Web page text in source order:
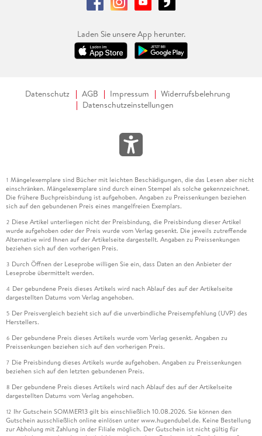
Laden Sie unsere App herunter.
Datenschutz AGB Impressum
Widerrufsbelehrung
Datenschutzeinstellungen
1 Mängelexemplare sind Bücher mit leichten Beschädigungen, die das Lesen aber nicht
einschränken. Mängelexemplare sind durch einen Stempel als solche gekennzeichnet.
Die frühere Buchpreisbindung ist aufgehoben. Angaben zu Preissenkungen beziehen
sich auf den gebundenen Preis eines mangelfreien Exemplars.
2 Diese Artikel unterliegen nicht der Preisbindung, die Preisbindung dieser Artikel
wurde aufgehoben oder der Preis wurde vom Verlag gesenkt. Die jeweils zutreffende
Alternative wird Ihnen auf der Artikelseite dargestellt. Angaben zu Preissenkungen
beziehen sich auf den vorherigen Preis.
3 Durch Öffnen der Leseprobe willigen Sie ein, dass Daten an den Anbieter der
Leseprobe übermittelt werden.
4 Der gebundene Preis dieses Artikels wird nach Ablauf des auf der Artikelseite
dargestellten Datums vom Verlag angehoben.
5 Der Preisvergleich bezieht sich auf die unverbindliche Preisempfehlung (UVP) des
Herstellers.
6 Der gebundene Preis dieses Artikels wurde vom Verlag gesenkt. Angaben zu
Preissenkungen beziehen sich auf den vorherigen Preis.
7 Die Preisbindung dieses Artikels wurde aufgehoben. Angaben zu Preissenkungen
beziehen sich auf den letzten gebundenen Preis.
8 Der gebundene Preis dieses Artikels wird nach Ablauf des auf der Artikelseite
dargestellten Datums vom Verlag angehoben.
12 Ihr Gutschein SOMMER13 gilt bis einschließlich 10.08.2026. Sie können den
Gutschein ausschließlich online einlösen unter www.hugendubel.de. Keine Bestellung
zur Abholung mit Zahlung in der Filiale möglich. Der Gutschein ist nicht gültig für